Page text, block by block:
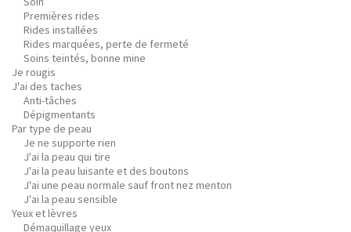
Premières rides
Rides installées
Rides marquées, perte de fermeté
Soins teintés, bonne mine
Je rougis
J'ai des taches
Anti-tâches
Dépigmentants
Par type de peau
Je ne supporte rien
J'ai la peau qui tire
J'ai la peau luisante et des boutons
J'ai une peau normale sauf front nez menton
J'ai la peau sensible
Yeux et lèvres
Démaquillage yeux